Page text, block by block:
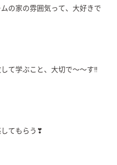
の家の雰囲気って、大好きで
て学ぶこと、大切で〜〜す‼
してもらう❣